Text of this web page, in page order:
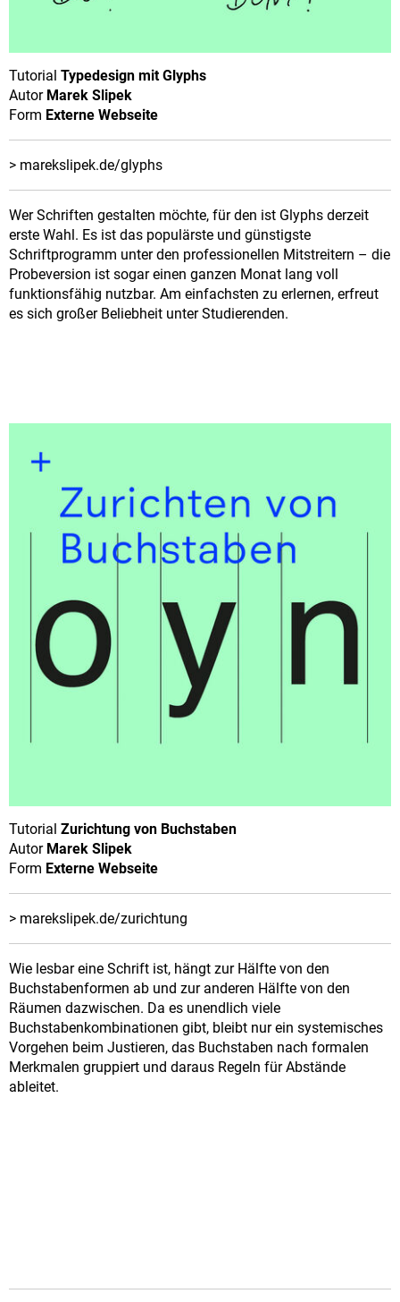
Tutorial Typedesign mit Glyphs
Autor Marek Slipek
Form Externe Webseite
> marekslipek.de/glyphs
Wer Schriften gestalten möchte, für den ist Glyphs derzeit
erste Wahl. Es ist das populärste und günstigste
Schriftprogramm unter den professionellen Mitstreitern – die
Probeversion ist sogar einen ganzen Monat lang voll
funktionsfähig nutzbar. Am einfachsten zu erlernen, erfreut
es sich großer Beliebheit unter Studierenden.
Tutorial Zurichtung von Buchstaben
Autor Marek Slipek
Form Externe Webseite
> marekslipek.de/zurichtung
Wie lesbar eine Schrift ist, hängt zur Hälfte von den
Buchstabenformen ab und zur anderen Hälfte von den
Räumen dazwischen. Da es unendlich viele
Buchstabenkombinationen gibt, bleibt nur ein systemisches
Vorgehen beim Justieren, das Buchstaben nach formalen
Merkmalen gruppiert und daraus Regeln für Abstände
ableitet.